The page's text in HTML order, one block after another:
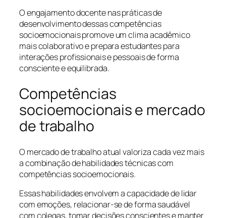
O engajamento docente nas práticas de
desenvolvimento dessas competências
socioemocionais promove um clima acadêmico
mais colaborativo e prepara estudantes para
interações profissionais e pessoais de forma
consciente e equilibrada.
Competências
socioemocionais e mercado
de trabalho
O mercado de trabalho atual valoriza cada vez mais
a combinação de habilidades técnicas com
competências socioemocionais.
Essas habilidades envolvem a capacidade de lidar
com emoções, relacionar-se de forma saudável
com colegas, tomar decisões conscientes e manter